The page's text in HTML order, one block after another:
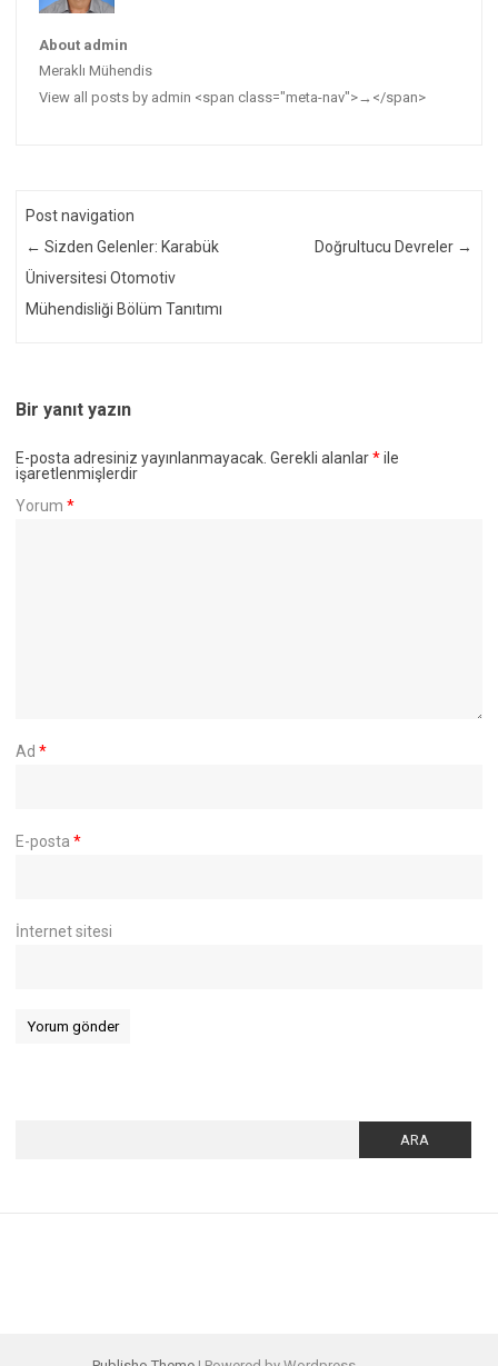
About admin
Meraklı Mühendis
View all posts by admin <span class="meta-nav">→</span>
Post navigation
← Sizden Gelenler: Karabük
Üniversitesi Otomotiv
Mühendisliği Bölüm Tanıtımı
Doğrultucu Devreler →
Bir yanıt yazın
E-posta adresiniz yayınlanmayacak. Gerekli alanlar*ile
işaretlenmişlerdir
Yorum *
Ad *
E-posta *
İnternet sitesi